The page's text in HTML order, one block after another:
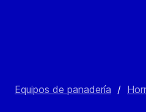
Equipos de panadería /